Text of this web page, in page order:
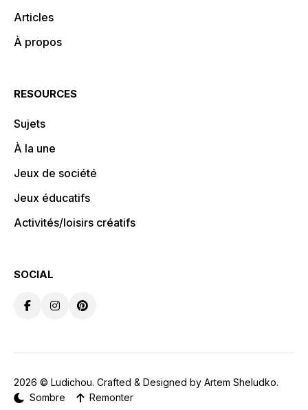
Articles
À propos
RESOURCES
Sujets
À la une
Jeux de société
Jeux éducatifs
Activités/loisirs créatifs
SOCIAL
2026 © Ludichou. Crafted & Designed by Artem Sheludko.
Sombre
Remonter